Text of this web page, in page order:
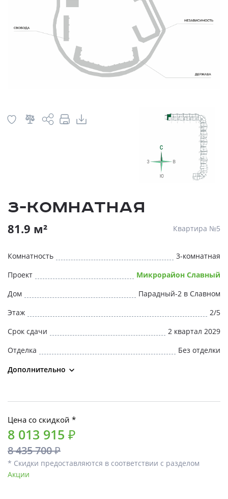
3-комнатная
81.9 м² Квартира №5
Комнатность
3-комнатная
Проект
Микрорайон Славный
Дом
Парадный-2 в Славном
Этаж
2/5
Срок сдачи
2 квартал 2029
Отделка
Без отделки
Дополнительно
Цена со скидкой *
8 013 915 ₽
8 435 700 ₽
* Скидки предоставляются в соответствии с разделом
Акции